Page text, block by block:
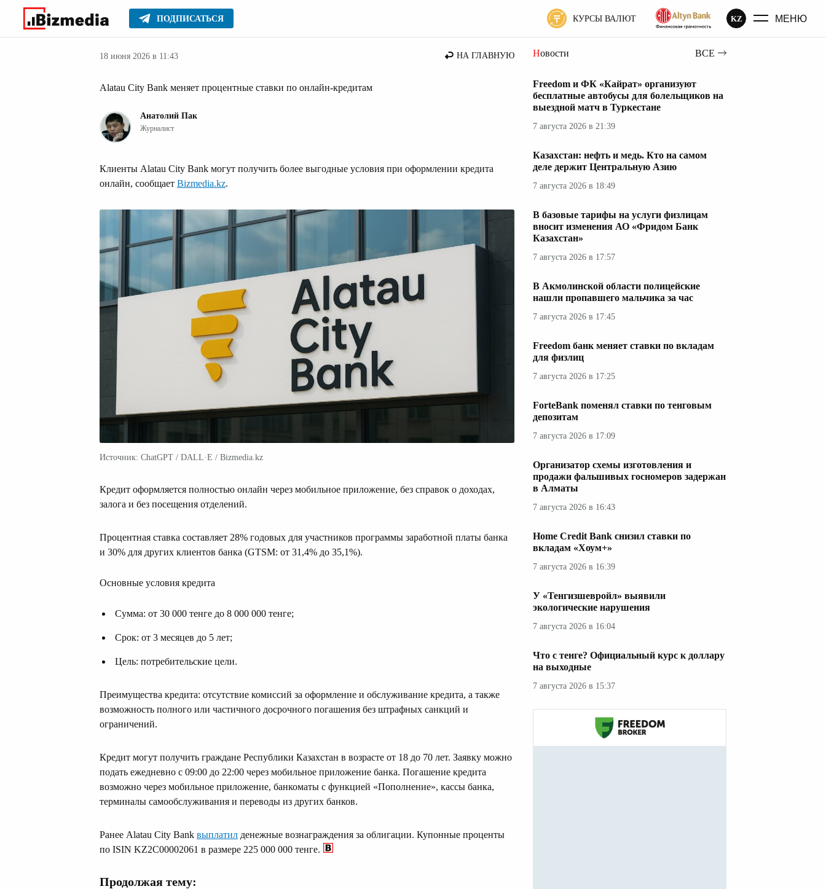
ПОДПИСАТЬСЯ КУРСЫ ВАЛЮТ KZ МЕНЮ
Главное Серьезное Деньги
18 июня 2026 в 11:43 НА ГЛАВНУЮ
Alatau City Bank меняет процентные ставки по онлайн-кредитам
Анатолий Пак
Журналист
Клиенты Alatau City Bank могут получить более выгодные условия при оформлении кредита
онлайн, сообщает Bizmedia.kz.
Источник: ChatGPT / DALL·E / Bizmedia.kz
Кредит оформляется полностью онлайн через мобильное приложение, без справок о доходах,
залога и без посещения отделений.
Процентная ставка составляет 28% годовых для участников программы заработной платы банка
и 30% для других клиентов банка (GTSM: от 31,4% до 35,1%).
Основные условия кредита
Сумма: от 30 000 тенге до 8 000 000 тенге;
Срок: от 3 месяцев до 5 лет;
Цель: потребительские цели.
Преимущества кредита: отсутствие комиссий за оформление и обслуживание кредита, а также
возможность полного или частичного досрочного погашения без штрафных санкций и
ограничений.
Кредит могут получить граждане Республики Казахстан в возрасте от 18 до 70 лет. Заявку можно
подать ежедневно с 09:00 до 22:00 через мобильное приложение банка. Погашение кредита
возможно через мобильное приложение, банкоматы с функцией «Пополнение», кассы банка,
терминалы самообслуживания и переводы из других банков.
Ранее Alatau City Bank выплатил денежные вознаграждения за облигации. Купонные проценты
по ISIN KZ2С00002061 в размере 225 000 000 тенге.
Продолжая тему:
Новости ВСЕ
Freedom и ФК «Кайрат» организуют
бесплатные автобусы для болельщиков на
выездной матч в Туркестане
7 августа 2026 в 21:39
Казахстан: нефть и медь. Кто на самом
деле держит Центральную Азию
7 августа 2026 в 18:49
В базовые тарифы на услуги физлицам
вносит изменения АО «Фридом Банк
Казахстан»
7 августа 2026 в 17:57
В Акмолинской области полицейские
нашли пропавшего мальчика за час
7 августа 2026 в 17:45
Freedom банк меняет ставки по вкладам
для физлиц
7 августа 2026 в 17:25
ForteBank поменял ставки по тенговым
депозитам
7 августа 2026 в 17:09
Организатор схемы изготовления и
продажи фальшивых госномеров задержан
в Алматы
7 августа 2026 в 16:43
Home Credit Bank снизил ставки по
вкладам «Хоум+»
7 августа 2026 в 16:39
У «Тенгизшевройл» выявили
экологические нарушения
7 августа 2026 в 16:04
Что с тенге? Официальный курс к доллару
на выходные
7 августа 2026 в 15:37